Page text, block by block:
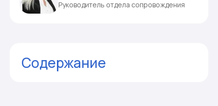
Руководитель отдела сопровождения
Содержание